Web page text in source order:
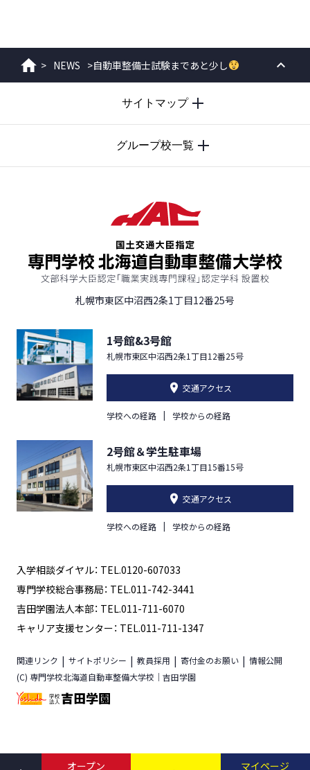
ホーム
> NEWS >自動車整備士試験まであと少し
PAGE
サイトマップ
グループ校一覧
札幌市東区中沼西2条1丁目12番25号
1号館&3号館
札幌市東区中沼西2条1丁目12番25号
交通アクセス
学校への経路 学校からの経路
2号館＆学生駐車場
札幌市東区中沼西2条1丁目15番15号
交通アクセス
学校への経路 学校からの経路
入学相談ダイヤル： TEL.0120-607033
専門学校総合事務局： TEL.011-742-3441
吉田学園法人本部： TEL.011-711-6070
キャリア支援センター： TEL.011-711-1347
関連リンク サイトポリシー 教員採用 寄付金のお願い
情報公開
(C) 専門学校北海道自動車整備大学校｜吉田学園
オープン マイページ